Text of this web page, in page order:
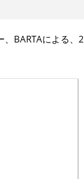
BARTAによる